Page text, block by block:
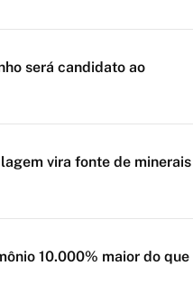
será candidato ao
vira fonte de minerais
10.000% maior do que